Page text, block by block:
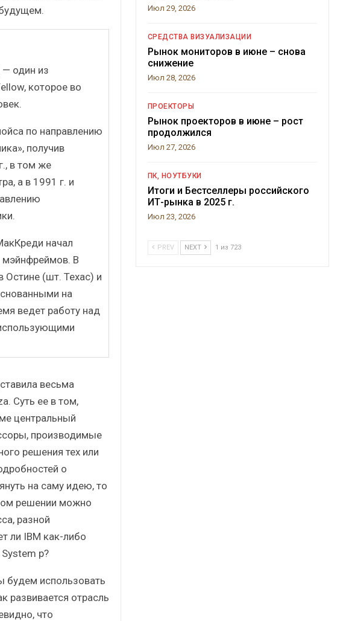
один из
которое во
по направлению
получив
в том же
а в 1991 г. и
начал
мэйнфреймов. В
Остине (шт. Техас) и
на
ведет работу над
весьма
Суть ее в том,
центральный
производимые
решения тех или
о
на саму идею, то
решении можно
разной
ли IBM как-либо
p?
использовать
развивается отрасль
что
Июл 29, 2026
СРЕДСТВА ВИЗУАЛИЗАЦИИ
Рынок мониторов в июне – снова
снижение
Июл 28, 2026
ПРОЕКТОРЫ
Рынок проекторов в июне – рост
продолжился
Июл 27, 2026
ПК, НОУТБУКИ
Итоги и Бестселлеры российского
ИТ-рынка в 2025 г.
Июл 23, 2026
PREV NEXT 1 из 723